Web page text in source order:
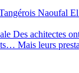
Naoufal
Des achitectes
Mais leurs